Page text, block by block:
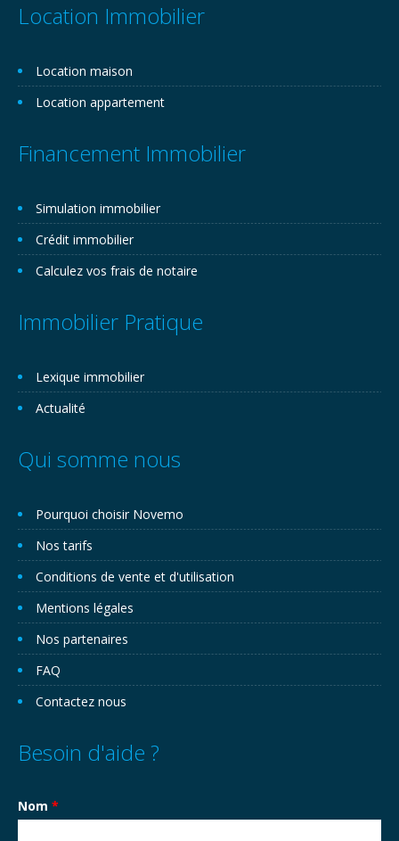
Location Immobilier
Location maison
Location appartement
Financement Immobilier
Simulation immobilier
Crédit immobilier
Calculez vos frais de notaire
Immobilier Pratique
Lexique immobilier
Actualité
Qui somme nous
Pourquoi choisir Novemo
Nos tarifs
Conditions de vente et d'utilisation
Mentions légales
Nos partenaires
FAQ
Contactez nous
Besoin d'aide ?
Nom *